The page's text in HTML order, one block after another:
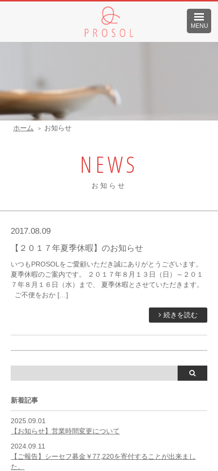
MENU
ホーム お知らせ
NEWS
お知らせ
2017.08.09
【２０１７年夏季休暇】のお知らせ
いつもPROSOLをご愛顧いただき誠にありがとうございます。
夏季休暇のご案内です。 ２０１７年８月１３日（日）～２０１
７年８月１６日（水）まで、 夏季休暇とさせていただきます。
ご不便をおか […]
続きを読む
新着記事
2025.09.01
【お知らせ】営業時間変更について
2024.09.11
【ご報告】シーセフ募金￥77,220を寄付することが出来まし
た。